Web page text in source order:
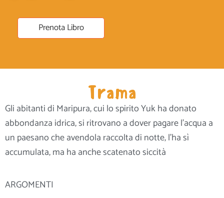
Prenota Libro
Trama
Gli abitanti di Maripura, cui lo spirito Yuk ha donato
abbondanza idrica, si ritrovano a dover pagare l’acqua a
un paesano che avendola raccolta di notte, l’ha sì
accumulata, ma ha anche scatenato siccità
ARGOMENTI